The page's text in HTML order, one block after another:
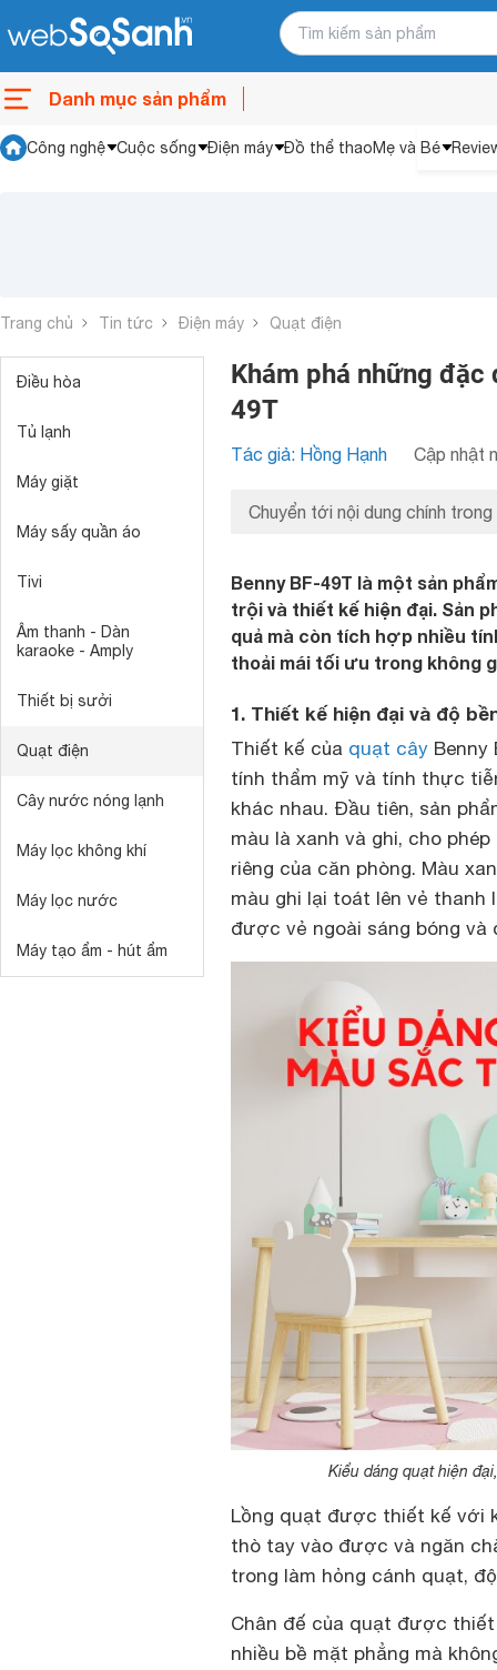
Danh mục sản phẩm
Công nghệ Cuộc sống Điện máy Đồ thể thaoMẹ và Bé
Trang chủ Tin tức Điện máy Quạt điện
Điều hòa
Tủ lạnh
Máy giặt
Máy sấy quần áo
Tivi
Âm thanh - Dàn
karaoke - Amply
Thiết bị sưởi
Quạt điện
Cây nước nóng lạnh
Máy lọc không khí
Máy lọc nước
Máy tạo ẩm - hút ẩm
Khám phá những
49T
Tác giả: Hồng Hạnh Cập nhật
Chuyển tới nội dung chính trong
Benny BF-49T là một sản
trội và thiết kế hiện đại. Sản
quả mà còn tích hợp nhiều
thoải mái tối ưu trong không
1. Thiết kế hiện đại và độ
Thiết kế của quạt cây
tính thẩm mỹ và tính thực
khác nhau. Đầu tiên, sản
màu là xanh và ghi, cho
riêng của căn phòng. Màu
màu ghi lại toát lên vẻ
được vẻ ngoài sáng bóng và
Kiểu dáng quạt hiện
Lồng quạt được thiết kế với
thò tay vào được và ngăn
trong làm hỏng cánh quạt,
Chân đế của quạt được
nhiều bề mặt phẳng mà